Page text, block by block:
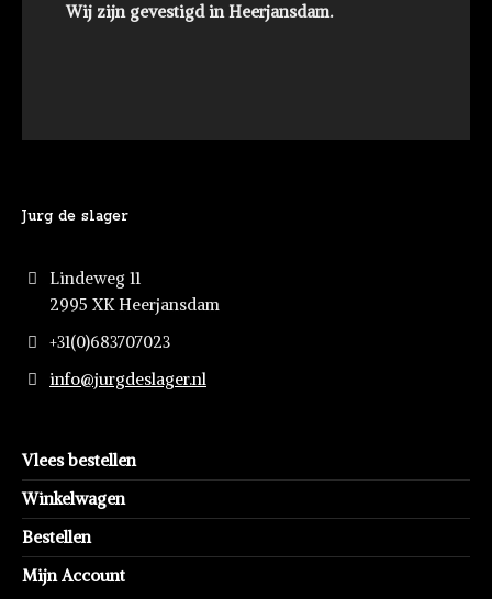
Wij zijn gevestigd in Heerjansdam.
Jurg de slager
Lindeweg 11
2995 XK Heerjansdam
+31(0)683707023
info@jurgdeslager.nl
Vlees bestellen
Winkelwagen
Bestellen
Mijn Account